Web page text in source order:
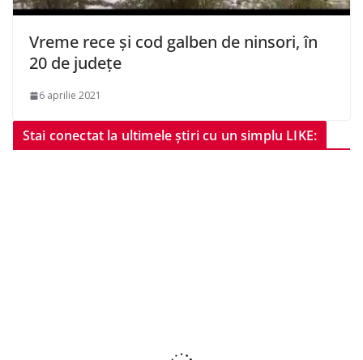
Vreme rece și cod galben de ninsori, în
20 de județe
6 aprilie 2021
Stai conectat la ultimele știri cu un simplu LIKE: